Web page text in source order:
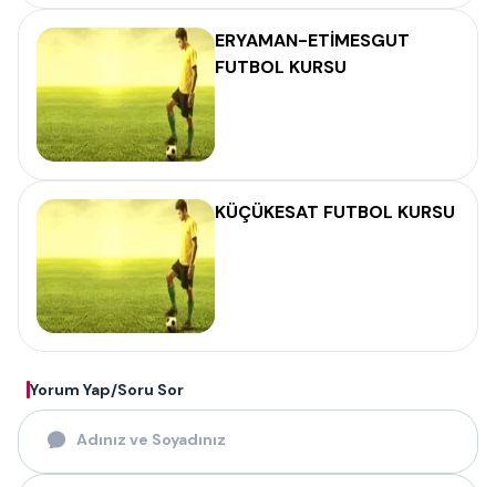
ERYAMAN-ETİMESGUT
FUTBOL KURSU
KÜÇÜKESAT FUTBOL KURSU
Yorum Yap/Soru Sor